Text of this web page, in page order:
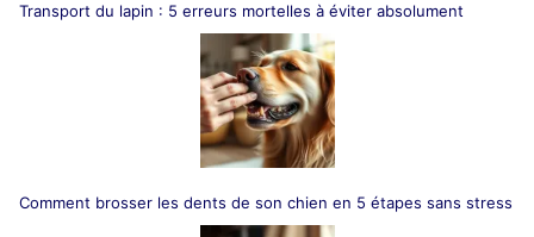
Transport du lapin : 5 erreurs mortelles à éviter absolument
Comment brosser les dents de son chien en 5 étapes sans stress